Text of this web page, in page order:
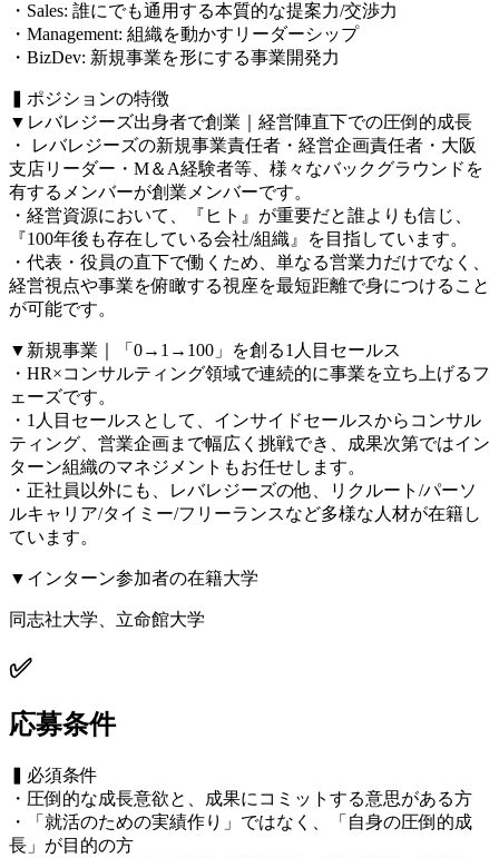
・Sales: 誰にでも通用する本質的な提案力/交渉力
・Management: 組織を動かすリーダーシップ
・BizDev: 新規事業を形にする事業開発力
▍ポジションの特徴
▼レバレジーズ出身者で創業｜経営陣直下での圧倒的成長
・ レバレジーズの新規事業責任者・経営企画責任者・大阪
支店リーダー・M＆A経験者等、様々なバックグラウンドを
有するメンバーが創業メンバーです。
・経営資源において、『ヒト』が重要だと誰よりも信じ、
『100年後も存在している会社/組織』を目指しています。
・代表・役員の直下で働くため、単なる営業力だけでなく、
経営視点や事業を俯瞰する視座を最短距離で身につけること
が可能です。
▼新規事業｜「0→1→100」を創る1人目セールス
・HR×コンサルティング領域で連続的に事業を立ち上げるフ
ェーズです。
・1人目セールスとして、インサイドセールスからコンサル
ティング、営業企画まで幅広く挑戦でき、成果次第ではイン
ターン組織のマネジメントもお任せします。
・正社員以外にも、レバレジーズの他、リクルート/パーソ
ルキャリア/タイミー/フリーランスなど多様な人材が在籍し
ています。
▼インターン参加者の在籍大学
同志社大学、立命館大学
✅
応募条件
▍必須条件
・圧倒的な成長意欲と、成果にコミットする意思がある方
・「就活のための実績作り」ではなく、「自身の圧倒的成
長」が目的の方